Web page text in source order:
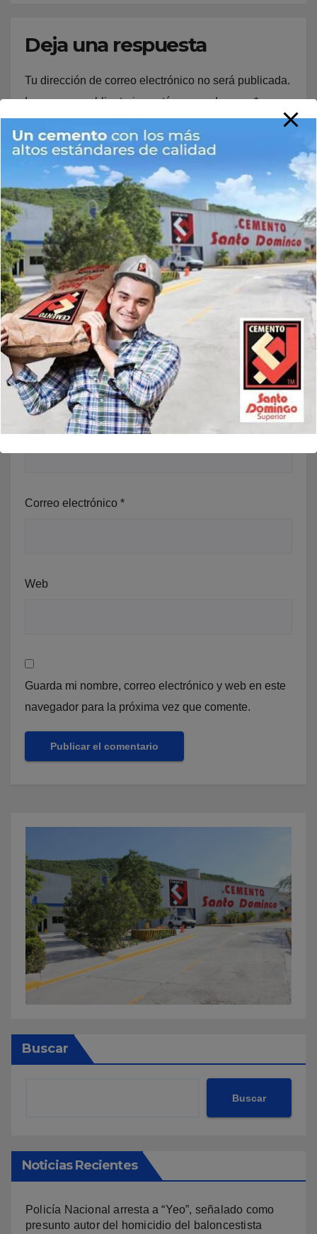
Deja una respuesta
Tu dirección de correo electrónico no será publicada.
Los campos obligatorios están marcados con*
Comentario*
Nombre*
Correo electrónico *
Web
Guarda mi nombre, correo electrónico y web en este
navegador para la próxima vez que comente.
Buscar
Buscar
Noticias Recientes
Policía Nacional arresta a “Yeo”, señalado como
presunto autor del homicidio del baloncestista